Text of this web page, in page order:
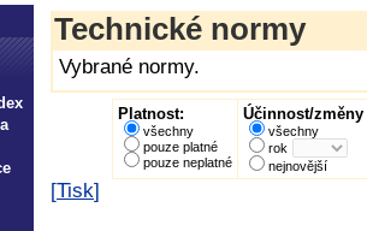
Technické normy
Vybrané normy.
Platnost:
všechny
pouze platné
pouze neplatné
Účinnost/změny
všechny
rok
nejnovější
[Tisk]